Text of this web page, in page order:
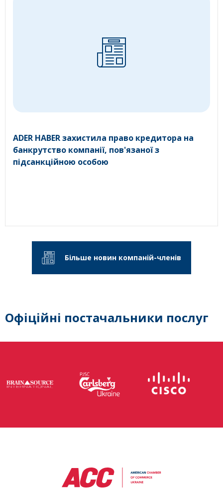
ADER HABER захистила право кредитора на
банкрутство компанії, пов'язаної з
підсанкційною особою
Більше новин компаній-членів
Офіційні постачальники послуг